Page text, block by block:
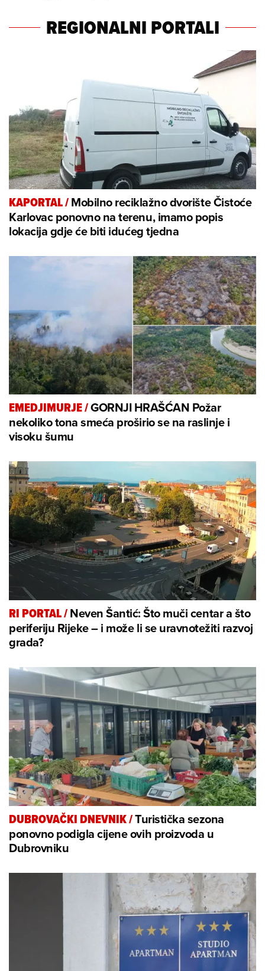
REGIONALNI PORTALI
KAPORTAL/Mobilno reciklažno dvorište Čistoće
Karlovac ponovno na terenu, imamo popis
lokacija gdje će biti idućeg tjedna
EMEDJIMURJE/GORNJI HRAŠĆAN Požar
nekoliko tona smeća proširio se na raslinje i
visoku šumu
RI PORTAL/Neven Šantić: Što muči centar a što
periferiju Rijeke – i može li se uravnotežiti razvoj
grada?
DUBROVAČKI DNEVNIK/Turistička sezona
ponovno podigla cijene ovih proizvoda u
Dubrovniku